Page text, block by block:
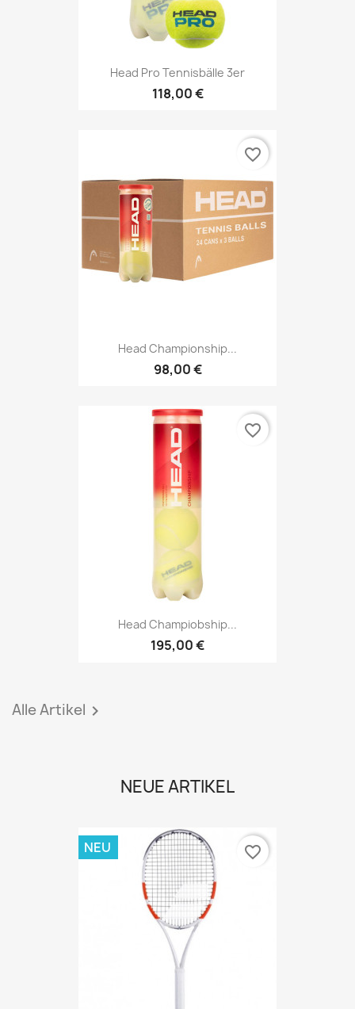
Head Pro Tennisbälle 3er
118,00 €
Head Championship...
98,00 €
favorite_border
Head Champiobship...
195,00 €
favorite_border
Alle Artikel 
NEUE ARTIKEL
NEU favorite_border